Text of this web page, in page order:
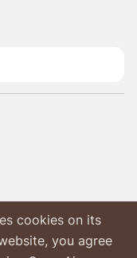
cookies on its
you agree